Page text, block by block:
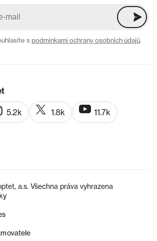
spodmínkami ochrany osobních údajů.
5.2k 1.8k 11.7k
a.s. Všechna práva vyhrazena